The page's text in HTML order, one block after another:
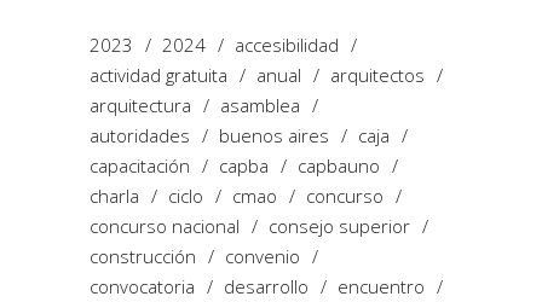
2023 2024
accesibilidad
actividad gratuita
anual
arquitectos
arquitectura
asamblea
autoridades
buenos aires
caja
capacitación
capba
capbauno
charla
ciclo cmao
concurso
concurso nacional
consejo superior
construcción
convenio
convocatoria
desarrollo
encuentro